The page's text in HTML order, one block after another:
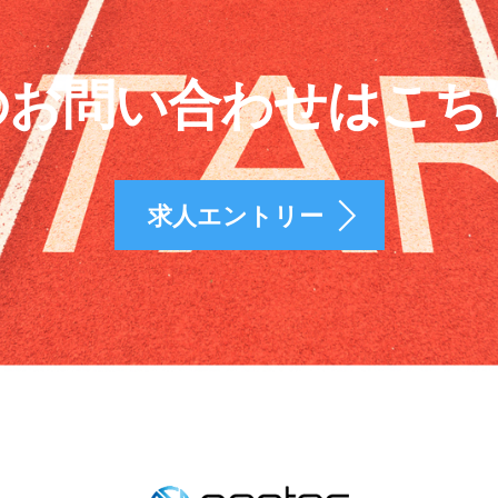
問い合わせはこ
求人エントリー